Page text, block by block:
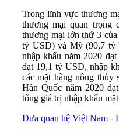
Trong lĩnh vực thương
thương mại quan trọng
thương mại lớn thứ 3
tỷ USD) và Mỹ (90,7 tỷ
nhập khẩu năm 2020
đạt 19,1 tỷ USD, nhập
các mặt hàng nông thủy
Hàn Quốc năm 2020
tổng giá trị nhập khẩu
Đưa quan hệ Việt Nam -